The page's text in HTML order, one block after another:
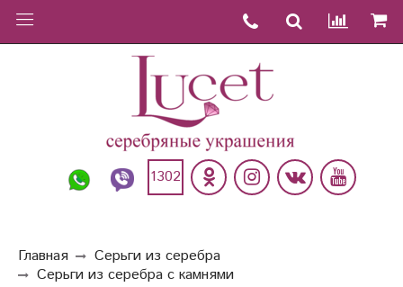
1302
Главная
Серьги из серебра
Серьги из серебра с камнями